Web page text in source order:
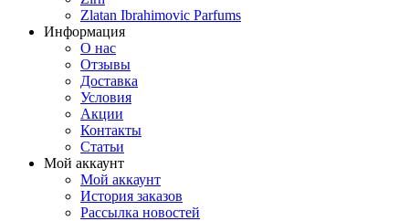
Zlatan Ibrahimovic Parfums
Информация
О нас
Отзывы
Доставка
Условия
Aкции
Контакты
Статьи
Мой аккаунт
Мой аккаунт
История заказов
Рассылка новостей